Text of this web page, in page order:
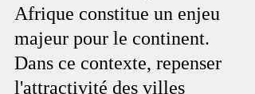
Afrique constitue un enjeu
majeur pour le continent.
Dans ce contexte, repenser
l'attractivité des villes